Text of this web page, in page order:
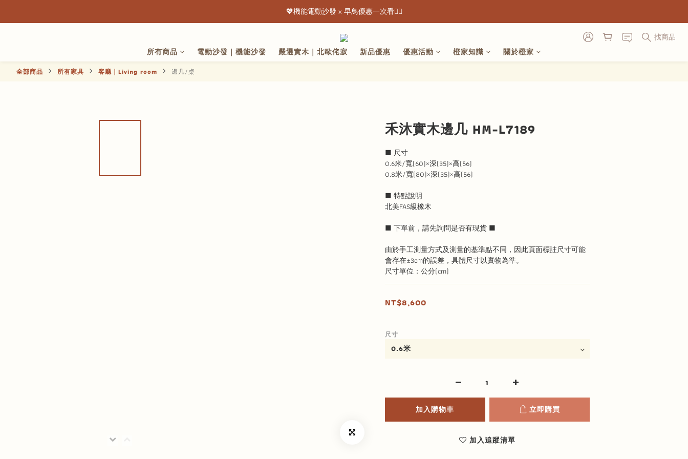
💖機能電動沙發 x 早鳥優惠一次看👇🏻
💖機能電動沙發 x 早鳥優惠一次看👇🏻
出清特惠最低下殺3折起 ✨
💖機能電動沙發 x 早鳥優惠一次看👇🏻
找商品
所有商品
電動沙發｜機能沙發 嚴選實木｜北歐侘寂 新品優惠 優惠活動 橙家知識 關於橙家
全部商品 所有家具 客廳｜Living room 邊几/桌
禾沐實木邊几 HM-L7189
■ 尺寸
0.6米/寬(60)×深(35)×高(56)
0.8米/寬(80)×深(35)×高(56)
■ 特點說明
北美FAS級橡木
■ 下單前，請先詢問是否有現貨 ■
由於手工測量方式及測量的基準點不同，因此頁面標註尺寸可能
會存在±3cm的誤差，具體尺寸以實物為準。
尺寸單位：公分(cm)
NT$8,600
尺寸
加入購物車 立即購買
加入追蹤清單